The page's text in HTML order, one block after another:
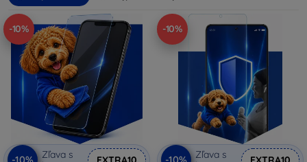
-10%
-10%
Zľava s
-10%
-10%
Zľava s